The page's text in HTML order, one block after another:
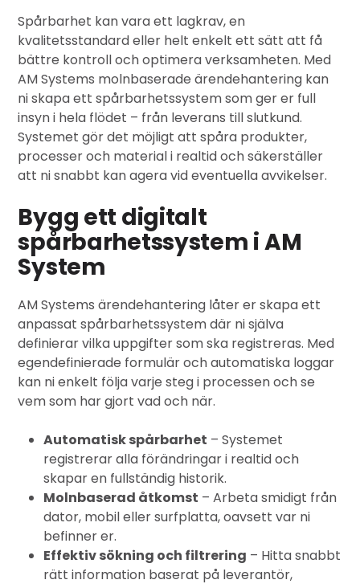
Spårbarhet kan vara ett lagkrav, en
kvalitetsstandard eller helt enkelt ett sätt att få
bättre kontroll och optimera verksamheten. Med
AM Systems molnbaserade ärendehantering kan
ni skapa ett spårbarhetssystem som ger er full
insyn i hela flödet – från leverans till slutkund.
Systemet gör det möjligt att spåra produkter,
processer och material i realtid och säkerställer
att ni snabbt kan agera vid eventuella avvikelser.
Bygg ett digitalt
spårbarhetssystem i AM
System
AM Systems ärendehantering låter er skapa ett
anpassat spårbarhetssystem där ni själva
definierar vilka uppgifter som ska registreras. Med
egendefinierade formulär och automatiska loggar
kan ni enkelt följa varje steg i processen och se
vem som har gjort vad och när.
Automatisk spårbarhet – Systemet
registrerar alla förändringar i realtid och
skapar en fullständig historik.
Molnbaserad åtkomst – Arbeta smidigt från
dator, mobil eller surfplatta, oavsett var ni
befinner er.
Effektiv sökning och filtrering – Hitta snabbt
rätt information baserat på leverantör,